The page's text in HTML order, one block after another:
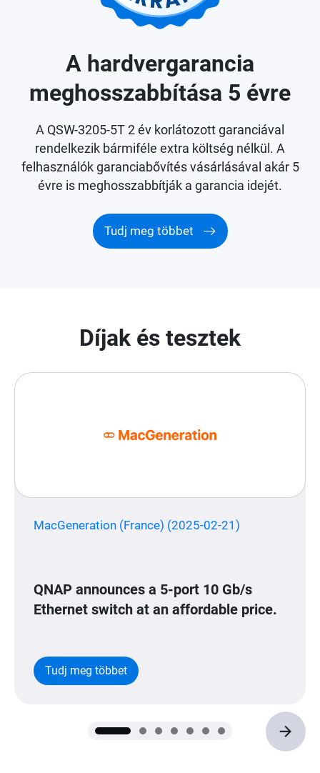
A hardvergarancia
meghosszabbítása 5 évre
A QSW-3205-5T 2 év korlátozott garanciával
rendelkezik bármiféle extra költség nélkül. A
felhasználók garanciabővítés vásárlásával akár 5
évre is meghosszabbítják a garancia idejét.
Tudj meg többet
Díjak és tesztek
MacGeneration (France) (2025-02-21)
QNAP announces a 5-port 10 Gb/s
Ethernet switch at an affordable price.
Tudj meg többet